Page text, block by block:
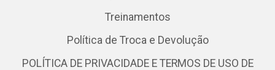
Treinamentos
Política de Troca e Devolução
POLÍTICA DE PRIVACIDADE E TERMOS DE USO DE